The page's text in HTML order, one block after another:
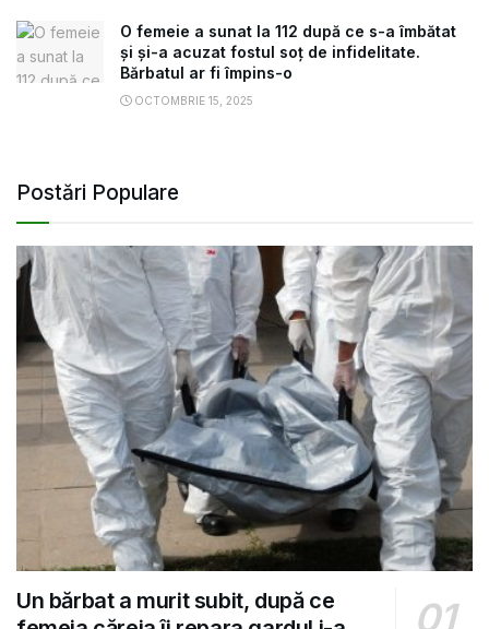
O femeie a sunat la 112 după ce s-a îmbătat
și și-a acuzat fostul soț de infidelitate.
Bărbatul ar fi împins-o
OCTOMBRIE 15, 2025
Postări Populare
Un bărbat a murit subit, după ce